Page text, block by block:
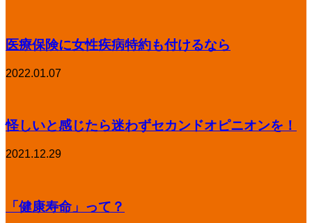
医療保険に女性疾病特約も付けるなら
2022.01.07
怪しいと感じたら迷わずセカンドオピニオンを！
2021.12.29
「健康寿命」って？